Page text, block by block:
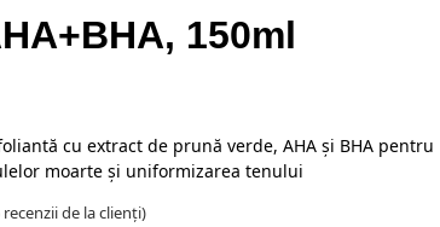
150ml
cu extract de prună verde, AHA și BHA pentru
moarte și uniformizarea tenului
recenzii de la clienți)